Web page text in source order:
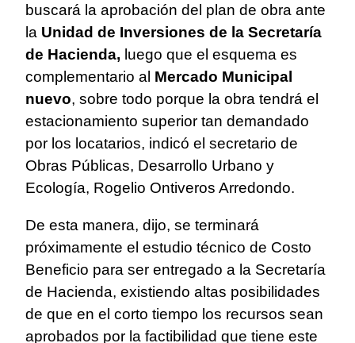
buscará la aprobación del plan de obra ante
la Unidad de Inversiones de la Secretaría
de Hacienda, luego que el esquema es
complementario al Mercado Municipal
nuevo, sobre todo porque la obra tendrá el
estacionamiento superior tan demandado
por los locatarios, indicó el secretario de
Obras Públicas, Desarrollo Urbano y
Ecología, Rogelio Ontiveros Arredondo.
De esta manera, dijo, se terminará
próximamente el estudio técnico de Costo
Beneficio para ser entregado a la Secretaría
de Hacienda, existiendo altas posibilidades
de que en el corto tiempo los recursos sean
aprobados por la factibilidad que tiene este